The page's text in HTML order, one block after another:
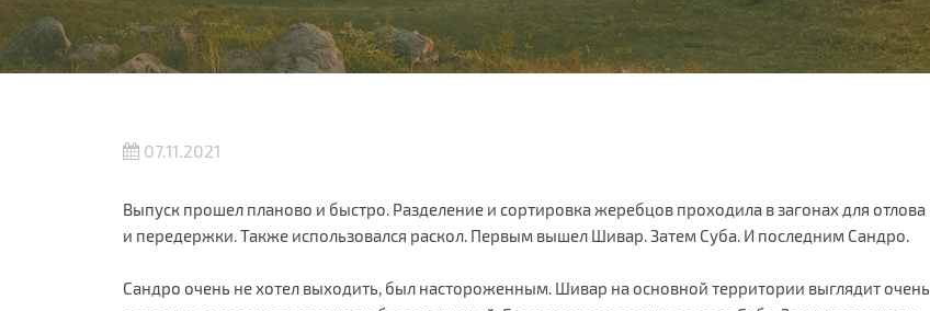
07.11.2021
Выпуск прошел планово и быстро. Разделение и сортировка жеребцов проходила в загонах для отлова
и передержки. Также использовался раскол. Первым вышел Шивар. Затем Суба. И последним Сандро.
Сандро очень не хотел выходить, был настороженным. Шивар на основной территории выглядит очень